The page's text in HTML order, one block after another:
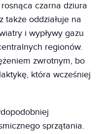
czarna dziura
także oddziałuje na
i wypływy gazu
regionów.
zwrotnym, bo
która wcześniej
sprzątania.